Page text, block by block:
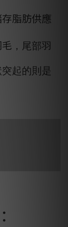
脂肪供應
，尾部羽
起的則是